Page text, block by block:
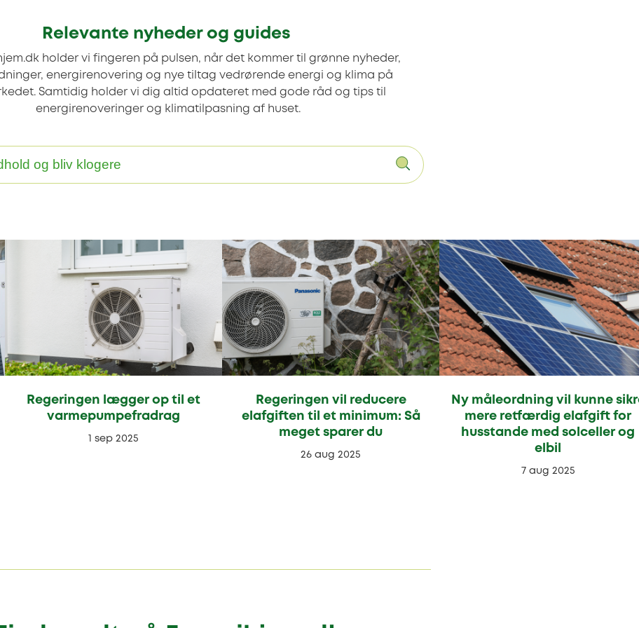
Relevante nyheder og guides
holder vi fingeren på pulsen, når det kommer til grønne nyheder,
energirenovering og nye tiltag vedrørende energi og klima på
Samtidig holder vi dig altid opdateret med gode råd og tips til
energirenoveringer og klimatilpasning af huset.
Regeringen lægger op til et
varmepumpefradrag
1 sep 2025
Regeringen vil reducere
elafgiften til et minimum: Så
meget sparer du
26 aug 2025
Ny måleordning vil kunne
mere retfærdig elafgift for
husstande med solceller og
elbil
7 aug 2025